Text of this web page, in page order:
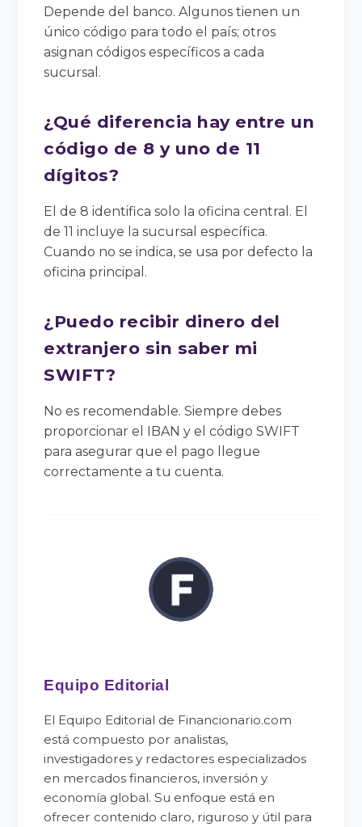
Depende del banco. Algunos tienen un
único código para todo el país; otros
asignan códigos específicos a cada
sucursal.
¿Qué diferencia hay entre un
código de 8 y uno de 11
dígitos?
El de 8 identifica solo la oficina central. El
de 11 incluye la sucursal específica.
Cuando no se indica, se usa por defecto la
oficina principal.
¿Puedo recibir dinero del
extranjero sin saber mi
SWIFT?
No es recomendable. Siempre debes
proporcionar el IBAN y el código SWIFT
para asegurar que el pago llegue
correctamente a tu cuenta.
Equipo Editorial
El Equipo Editorial de Financionario.com
está compuesto por analistas,
investigadores y redactores especializados
en mercados financieros, inversión y
economía global. Su enfoque está en
ofrecer contenido claro, riguroso y útil para